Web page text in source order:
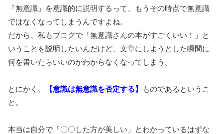
『無意識』を意識的に説明するって、もうその時点で無意識
ではなくなってしまうんですよね。
だから、私もブログで「無意識さんの本がすごくいい！」と
いうことを説明したいんだけど、文章にしようとした瞬間に
何を書いたらいいのかわからなくなってしまう。
とにかく、 【意識は無意識を否定する】
ものであるというこ
と。
本当は自分で「〇〇した方が美しい」とわかっているはずな